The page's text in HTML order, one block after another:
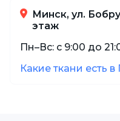
Минск, ул.
этаж
Пн–Вс: с 9:00 до
Какие ткани есть в